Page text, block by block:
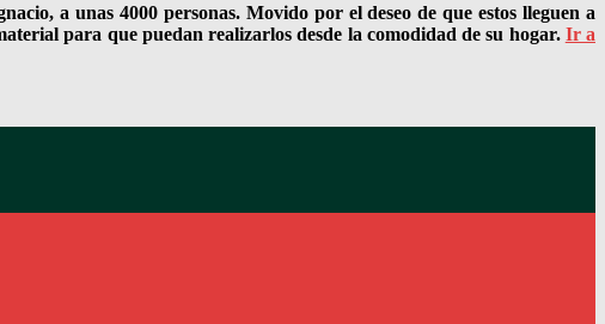
a unas 4000 personas. Movido por el deseo de que estos lleguen a
para que puedan realizarlos desde la comodidad de su hogar. Ir a